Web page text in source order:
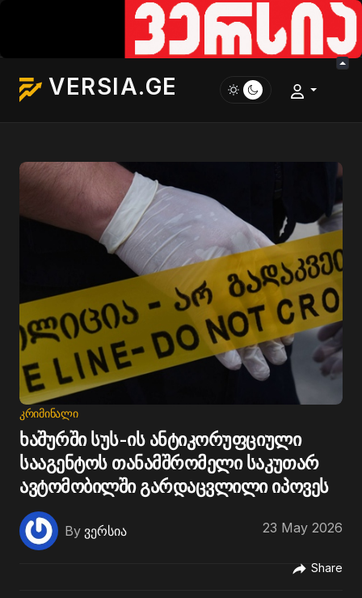
VERSIA.GE
ᲙᲠᲘᲛᲘᲜᲐᲚᲘ
ხაშურში სუს-ის ანტიკორუფციული
სააგენტოს თანამშრომელი საკუთარ
ავტომობილში გარდაცვლილი იპოვეს
By ვერსია 23 May 2026
Share